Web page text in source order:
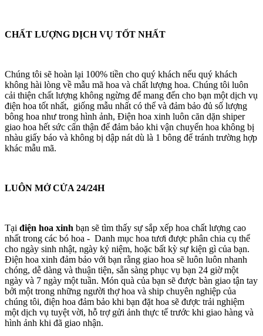
CHẤT LƯỢNG DỊCH VỤ TỐT NHẤT
Chúng tôi sẽ hoàn lại 100% tiền cho quý khách nếu quý khách
không hài lòng về mẫu mã hoa và chất lượng hoa. Chúng tôi luôn
cải thiện chất lượng không ngừng để mang đến cho bạn một dịch vụ
điện hoa tốt nhất, giống mẫu nhất có thể và đảm bảo đủ số lượng
bông hoa như trong hình ảnh, Điện hoa xinh luôn căn dặn shiper
giao hoa hết sức cẩn thận để đảm bảo khi vận chuyển hoa không bị
nhàu giấy báo và không bị dập nát dù là 1 bông để tránh trường hợp
khác mẫu mã.
LUÔN MỞ CỬA 24/24H
Tại điện hoa xinh bạn sẽ tìm thấy sự sắp xếp hoa chất lượng cao
nhất trong các bó hoa - Danh mục hoa tươi được phân chia cụ thể
cho ngày sinh nhật, ngày kỷ niệm, hoặc bất kỳ sự kiện gì của bạn.
Điện hoa xinh đảm bảo với bạn rằng giao hoa sẽ luôn luôn nhanh
chóng, dễ dàng và thuận tiện, sẵn sàng phục vụ bạn 24 giờ một
ngày và 7 ngày một tuần. Món quà của bạn sẽ được bàn giao tận tay
bởi một trong những người thợ hoa và ship chuyên nghiệp của
chúng tôi, điện hoa đảm bảo khi bạn đặt hoa sẽ được trải nghiệm
một dịch vụ tuyệt vời, hỗ trợ gửi ảnh thực tế trước khi giao hàng và
hình ảnh khi đã giao nhận.